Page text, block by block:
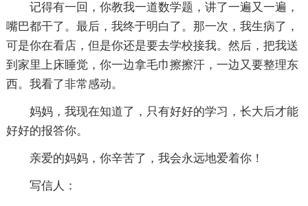
记得有一回，你教我一道数学题，讲了一遍又一遍，
嘴巴都干了。最后，我终于明白了。那一次，我生病了，
可是你在看店，但是你还是要去学校接我。然后，把我送
到家里上床睡觉，你一边拿毛巾擦擦汗，一边又要整理东
西。我看了非常感动。
妈妈，我现在知道了，只有好好的学习，长大后才能
好好的报答你。
亲爱的妈妈，你辛苦了，我会永远地爱着你！
写信人：